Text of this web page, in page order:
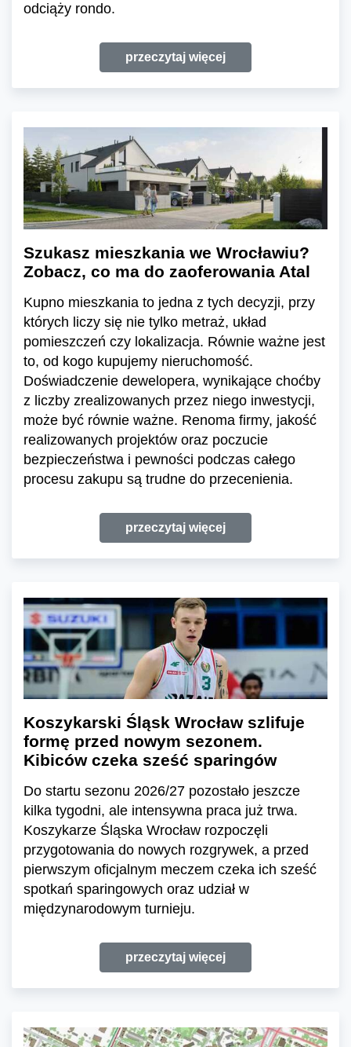
odciąży rondo.
przeczytaj więcej
Szukasz mieszkania we Wrocławiu?
Zobacz, co ma do zaoferowania Atal
Kupno mieszkania to jedna z tych decyzji, przy
których liczy się nie tylko metraż, układ
pomieszczeń czy lokalizacja. Równie ważne jest
to, od kogo kupujemy nieruchomość.
Doświadczenie dewelopera, wynikające choćby
z liczby zrealizowanych przez niego inwestycji,
może być równie ważne. Renoma firmy, jakość
realizowanych projektów oraz poczucie
bezpieczeństwa i pewności podczas całego
procesu zakupu są trudne do przecenienia.
przeczytaj więcej
Koszykarski Śląsk Wrocław szlifuje
formę przed nowym sezonem.
Kibiców czeka sześć sparingów
Do startu sezonu 2026/27 pozostało jeszcze
kilka tygodni, ale intensywna praca już trwa.
Koszykarze Śląska Wrocław rozpoczęli
przygotowania do nowych rozgrywek, a przed
pierwszym oficjalnym meczem czeka ich sześć
spotkań sparingowych oraz udział w
międzynarodowym turnieju.
przeczytaj więcej